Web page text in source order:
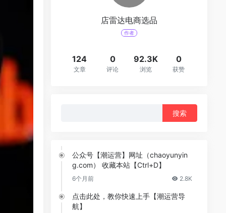
店雷达电商选品
作者
124
文章
0
评论
92.3K
浏览
0
获赞
公众号【潮运营】网址（chaoyunyin
g.com） 收藏本站【Ctrl+D】
6个月前 2.8K
点击此处，教你快速上手【潮运营导
航】